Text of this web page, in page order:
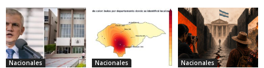
Nacionales Nacionales Nacionales